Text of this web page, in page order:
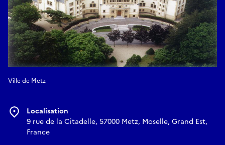
Ville de Metz
Localisation
9 rue de la Citadelle, 57000 Metz, Moselle, Grand Est,
France